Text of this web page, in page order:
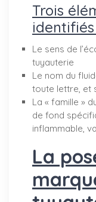
Trois
identifiés
Le sens de
tuyauterie
Le nom du
toute lettre, et
La « famille »
de fond
inflammable,
La